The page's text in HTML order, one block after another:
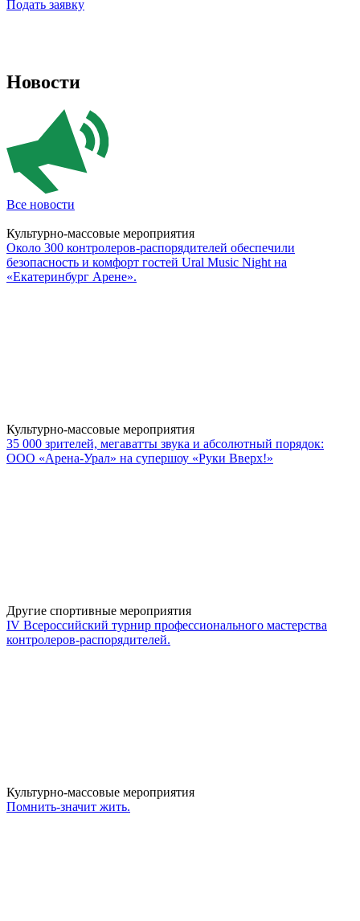
Подать заявку
Новости
Все новости
Культурно-массовые мероприятия
Около 300 контролеров-распорядителей обеспечили
безопасность и комфорт гостей Ural Music Night на
«Екатеринбург Арене».
Культурно-массовые мероприятия
35 000 зрителей, мегаватты звука и абсолютный порядок:
ООО «Арена-Урал» на супершоу «Руки Вверх!»
Другие спортивные мероприятия
IV Всероссийский турнир профессионального мастерства
контролеров-распорядителей.
Культурно-массовые мероприятия
Помнить-значит жить.